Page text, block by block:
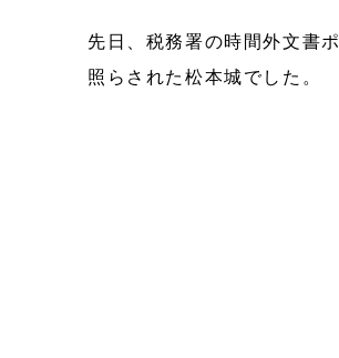
先日、税務署の時間外文書
照らされた松本城でした。